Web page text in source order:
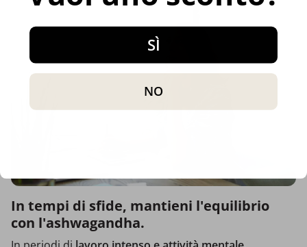
In tempi di sfide, mantieni l'equilibrio
con l'ashwagandha.
SÌ
NO